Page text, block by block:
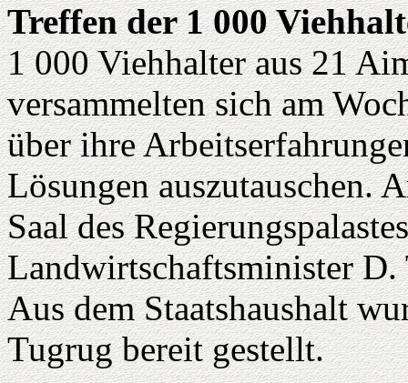
Treffen der 1 000
1 000 Viehhalter aus 21
versammelten sich am
über ihre
Lösungen auszutauschen.
Saal des
Landwirtschaftsminister D.
Aus dem Staatshaushalt
Tugrug bereit gestellt.